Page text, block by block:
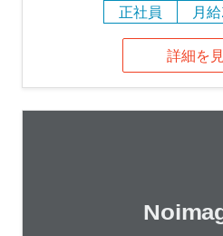
正社員
月
詳細を